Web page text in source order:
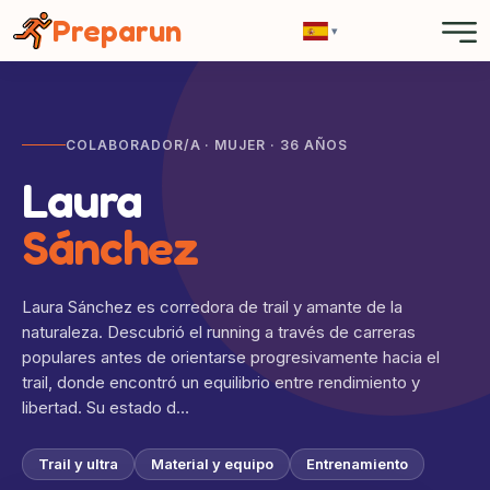
Preparun ▾
COLABORADOR/A · MUJER · 36 AÑOS
Laura
Sánchez
Laura Sánchez es corredora de trail y amante de la
naturaleza. Descubrió el running a través de carreras
populares antes de orientarse progresivamente hacia el
trail, donde encontró un equilibrio entre rendimiento y
libertad. Su estado d…
Trail y ultra Material y equipo Entrenamiento
Panel de gestión de cookies